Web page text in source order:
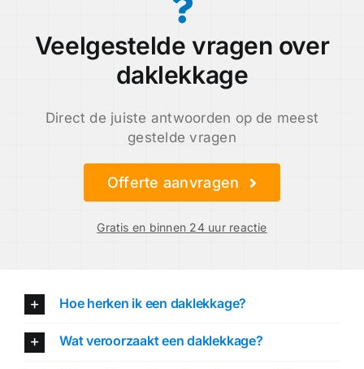
Veelgestelde vragen over
daklekkage
Direct de juiste antwoorden op de meest
gestelde vragen
Offerte aanvragen
Gratis en binnen 24 uur reactie
Hoe herken ik een daklekkage?
Wat veroorzaakt een daklekkage?